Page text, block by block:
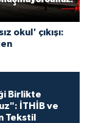
okul' çıkışı:
Birlikte
İTHİB ve
Tekstil